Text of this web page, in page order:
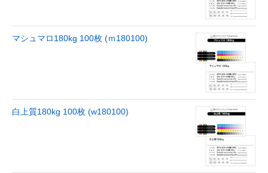
マシュマロ180kg 100枚 (ｍ180100)
白上質180kg 100枚 (w180100)